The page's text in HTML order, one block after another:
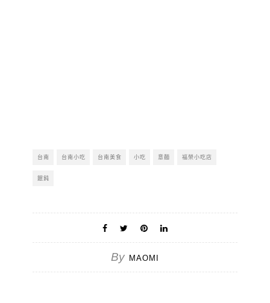
台南 台南小吃 台南美食 小吃 意麵 福榮小吃店
餛飩
By MAOMI